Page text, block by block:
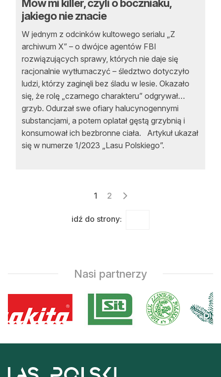
Mów mi killer, czyli o boczniaku,
jakiego nie znacie
W jednym z odcinków kultowego serialu „Z
archiwum X” – o dwójce agentów FBI
rozwiązujących sprawy, których nie daje się
racjonalnie wytłumaczyć – śledztwo dotyczyło
ludzi, którzy zaginęli bez śladu w lesie. Okazało
się, że rolę „czarnego charakteru” odgrywał…
grzyb. Odurzał swe ofiary halucynogennymi
substancjami, a potem oplatał gęstą grzybnią i
konsumował ich bezbronne ciała. Artykuł ukazał
się w numerze 1/2023 „Lasu Polskiego”.
Stronicowanie
1 2
idź do strony:
Nasi partnerzy